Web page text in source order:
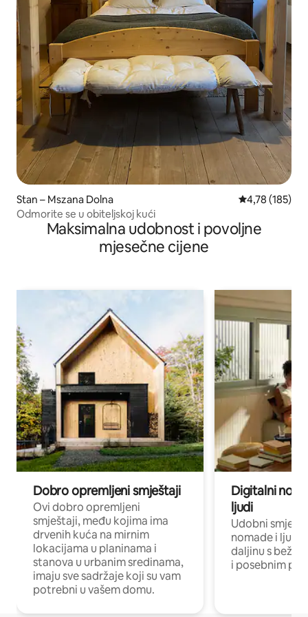
Stan – Mszana Dolna Prosječna
4,78 (185)
Odmorite se u obiteljskoj kući
Maksimalna udobnost i povoljne
mjesečne cijene
Dobro opremljeni smještaji
Ovi dobro opremljeni
smještaji, među kojima ima
drvenih kuća na mirnim
lokacijama u planinama i
stanova u urbanim sredinama,
imaju sve sadržaje koji su vam
potrebni u vašem domu.
Digitalni
ljudi
Udobni
nomade i ljude
daljinu s
i posebnim